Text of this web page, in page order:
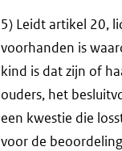
5) Leidt artikel 20,
voorhanden is
kind is dat zijn of
ouders, het
een kwestie die
voor de